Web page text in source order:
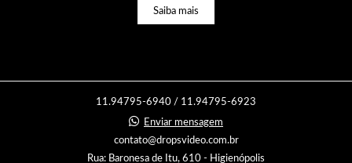
Saiba mais
11.94795-6940 / 11.94795-6923
Enviar mensagem
contato@dropsvideo.com.br
Rua: Baronesa de Itu, 610 - Higienópolis